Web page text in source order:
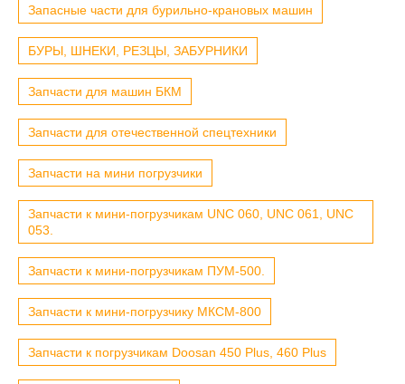
Запасные части для бурильно-крановых машин
БУРЫ, ШНЕКИ, РЕЗЦЫ, ЗАБУРНИКИ
Запчасти для машин БКМ
Запчасти для отечественной спецтехники
Запчасти на мини погрузчики
Запчасти к мини-погрузчикам UNC 060, UNC 061, UNC
053.
Запчасти к мини-погрузчикам ПУМ-500.
Запчасти к мини-погрузчику МКСМ-800
Запчасти к погрузчикам Doosan 450 Plus, 460 Plus